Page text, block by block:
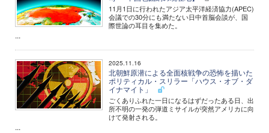
11月1日に行われたアジア太平洋経済協力(APEC)
会議での30分にも満たない日中首脳会談が、国
際世論の耳目を集めた。
...
2025.11.16
北朝鮮原潜による全面核戦争の恐怖を描いた
ポリティカル・スリラー「ハウス・オブ・ダ
イナマイト」
ごくありふれた一日になるはずだったある日、出
所不明の一発の弾道ミサイルが突然アメリカに向
けて発射される。
...